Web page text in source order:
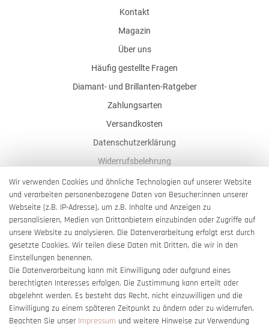
Kontakt
Magazin
Über uns
Häufig gestellte Fragen
Diamant- und Brillanten-Ratgeber
Zahlungsarten
Versandkosten
Datenschutzerklärung
Widerrufsbelehrung
AGB
Impressum
Barrierefreiheitserklärung
Vertrag widerrufen
Wir verwenden Cookies und ähnliche Technologien auf unserer Website
und verarbeiten personenbezogene Daten von Besucher:innen unserer
Webseite (z.B. IP-Adresse), um z.B. Inhalte und Anzeigen zu
personalisieren, Medien von Drittanbietern einzubinden oder Zugriffe auf
unsere Website zu analysieren. Die Datenverarbeitung erfolgt erst durch
gesetzte Cookies. Wir teilen diese Daten mit Dritten, die wir in den
Einstellungen benennen.
Die Datenverarbeitung kann mit Einwilligung oder aufgrund eines
berechtigten Interesses erfolgen. Die Zustimmung kann erteilt oder
abgelehnt werden. Es besteht das Recht, nicht einzuwilligen und die
Einwilligung zu einem späteren Zeitpunkt zu ändern oder zu widerrufen.
Beachten Sie unser Impressum und weitere Hinweise zur Verwendung